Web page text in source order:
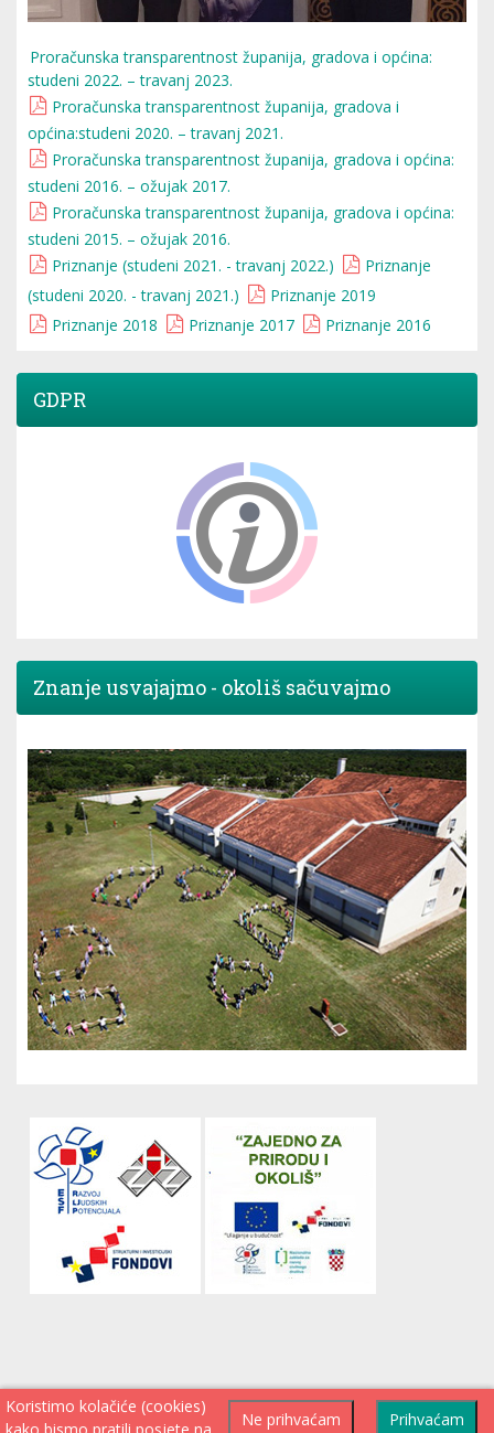
Proračunska transparentnost županija, gradova i općina:
studeni 2022. – travanj 2023.
Proračunska transparentnost županija, gradova i
općina:studeni 2020. – travanj 2021.
Proračunska transparentnost županija, gradova i općina:
studeni 2016. – ožujak 2017.
Proračunska transparentnost županija, gradova i općina:
studeni 2015. – ožujak 2016.
Priznanje (studeni 2021. - travanj 2022.)
Priznanje
(studeni 2020. - travanj 2021.)
Priznanje 2019
Priznanje 2018
Priznanje 2017 Priznanje 2016
GDPR
Znanje usvajajmo - okoliš sačuvajmo
Prihvaćam
Ne prihvaćam
Koristimo kolačiće (cookies)